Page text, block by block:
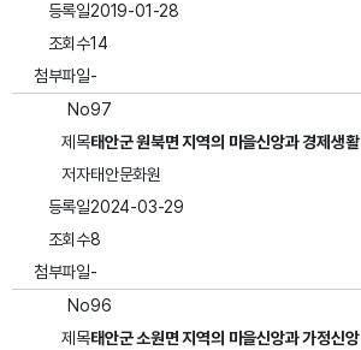
등록일2019-01-28
조회수14
첨부파일-
No97
제목태안군 원북면 지역의 마을신앙과 경제생활
저자태안문화원
등록일2024-03-29
조회수8
첨부파일-
No96
제목태안군 소원면 지역의 마을신앙과 가정신앙